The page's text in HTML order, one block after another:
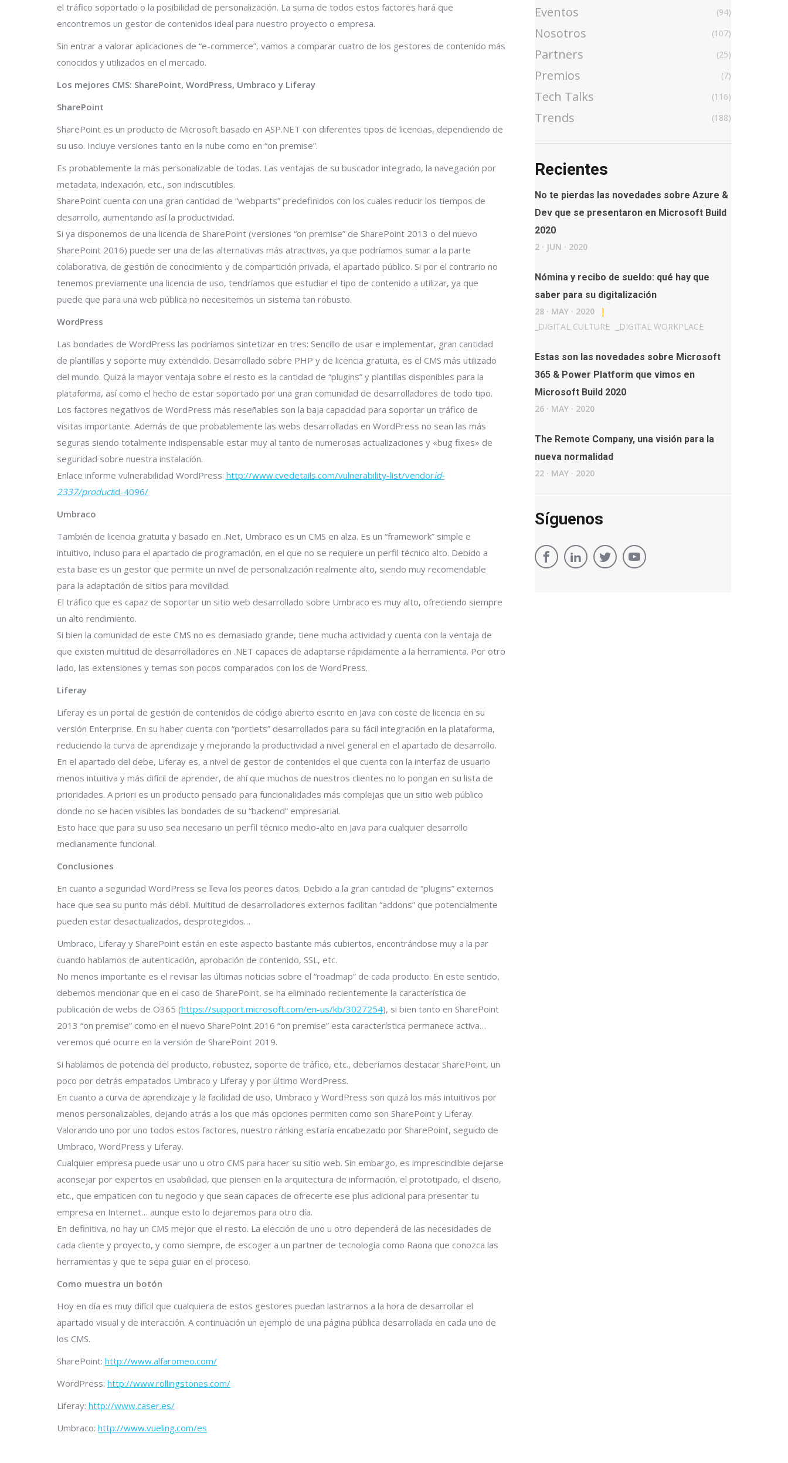
el tráfico soportado o la posibilidad de personalización. La suma de todos estos factores hará que
encontremos un gestor de contenidos ideal para nuestro proyecto o empresa.
Sin entrar a valorar aplicaciones de “e-commerce”, vamos a comparar cuatro de los gestores de contenido más
conocidos y utilizados en el mercado.
Los mejores CMS: SharePoint, WordPress, Umbraco y Liferay
SharePoint
SharePoint es un producto de Microsoft basado en ASP.NET con diferentes tipos de licencias, dependiendo de
su uso. Incluye versiones tanto en la nube como en “on premise”.
Es probablemente la más personalizable de todas. Las ventajas de su buscador integrado, la navegación por
metadata, indexación, etc., son indiscutibles.
SharePoint cuenta con una gran cantidad de “webparts” predefinidos con los cuales reducir los tiempos de
desarrollo, aumentando así la productividad.
Si ya disponemos de una licencia de SharePoint (versiones “on premise” de SharePoint 2013 o del nuevo
SharePoint 2016) puede ser una de las alternativas más atractivas, ya que podríamos sumar a la parte
colaborativa, de gestión de conocimiento y de compartición privada, el apartado público. Si por el contrario no
tenemos previamente una licencia de uso, tendríamos que estudiar el tipo de contenido a utilizar, ya que
puede que para una web pública no necesitemos un sistema tan robusto.
WordPress
Las bondades de WordPress las podríamos sintetizar en tres: Sencillo de usar e implementar, gran cantidad
de plantillas y soporte muy extendido. Desarrollado sobre PHP y de licencia gratuita, es el CMS más utilizado
del mundo. Quizá la mayor ventaja sobre el resto es la cantidad de “plugins” y plantillas disponibles para la
plataforma, así como el hecho de estar soportado por una gran comunidad de desarrolladores de todo tipo.
Los factores negativos de WordPress más reseñables son la baja capacidad para soportar un tráfico de
visitas importante. Además de que probablemente las webs desarrolladas en WordPress no sean las más
seguras siendo totalmente indispensable estar muy al tanto de numerosas actualizaciones y «bug fixes» de
seguridad sobre nuestra instalación.
Enlace informe vulnerabilidad WordPress: http://www.cvedetails.com/vulnerability-list/vendorid-
2337/productid-4096/
Umbraco
También de licencia gratuita y basado en .Net, Umbraco es un CMS en alza. Es un “framework” simple e
intuitivo, incluso para el apartado de programación, en el que no se requiere un perfil técnico alto. Debido a
esta base es un gestor que permite un nivel de personalización realmente alto, siendo muy recomendable
para la adaptación de sitios para movilidad.
El tráfico que es capaz de soportar un sitio web desarrollado sobre Umbraco es muy alto, ofreciendo siempre
un alto rendimiento.
Si bien la comunidad de este CMS no es demasiado grande, tiene mucha actividad y cuenta con la ventaja de
que existen multitud de desarrolladores en .NET capaces de adaptarse rápidamente a la herramienta. Por otro
lado, las extensiones y temas son pocos comparados con los de WordPress.
Liferay
Liferay es un portal de gestión de contenidos de código abierto escrito en Java con coste de licencia en su
versión Enterprise. En su haber cuenta con “portlets” desarrollados para su fácil integración en la plataforma,
reduciendo la curva de aprendizaje y mejorando la productividad a nivel general en el apartado de desarrollo.
En el apartado del debe, Liferay es, a nivel de gestor de contenidos el que cuenta con la interfaz de usuario
menos intuitiva y más difícil de aprender, de ahí que muchos de nuestros clientes no lo pongan en su lista de
prioridades. A priori es un producto pensado para funcionalidades más complejas que un sitio web público
donde no se hacen visibles las bondades de su “backend” empresarial.
Esto hace que para su uso sea necesario un perfil técnico medio-alto en Java para cualquier desarrollo
medianamente funcional.
Conclusiones
En cuanto a seguridad WordPress se lleva los peores datos. Debido a la gran cantidad de “plugins” externos
hace que sea su punto más débil. Multitud de desarrolladores externos facilitan “addons” que potencialmente
pueden estar desactualizados, desprotegidos…
Umbraco, Liferay y SharePoint están en este aspecto bastante más cubiertos, encontrándose muy a la par
cuando hablamos de autenticación, aprobación de contenido, SSL, etc.
No menos importante es el revisar las últimas noticias sobre el “roadmap” de cada producto. En este sentido,
debemos mencionar que en el caso de SharePoint, se ha eliminado recientemente la característica de
publicación de webs de O365 (https://support.microsoft.com/en-us/kb/3027254), si bien tanto en SharePoint
2013 “on premise” como en el nuevo SharePoint 2016 “on premise” esta característica permanece activa…
veremos qué ocurre en la versión de SharePoint 2019.
Si hablamos de potencia del producto, robustez, soporte de tráfico, etc., deberíamos destacar SharePoint, un
poco por detrás empatados Umbraco y Liferay y por último WordPress.
En cuanto a curva de aprendizaje y la facilidad de uso, Umbraco y WordPress son quizá los más intuitivos por
menos personalizables, dejando atrás a los que más opciones permiten como son SharePoint y Liferay.
Valorando uno por uno todos estos factores, nuestro ránking estaría encabezado por SharePoint, seguido de
Umbraco, WordPress y Liferay.
Cualquier empresa puede usar uno u otro CMS para hacer su sitio web. Sin embargo, es imprescindible dejarse
aconsejar por expertos en usabilidad, que piensen en la arquitectura de información, el prototipado, el diseño,
etc., que empaticen con tu negocio y que sean capaces de ofrecerte ese plus adicional para presentar tu
empresa en Internet… aunque esto lo dejaremos para otro día.
En definitiva, no hay un CMS mejor que el resto. La elección de uno u otro dependerá de las necesidades de
cada cliente y proyecto, y como siempre, de escoger a un partner de tecnología como Raona que conozca las
herramientas y que te sepa guiar en el proceso.
Como muestra un botón
Hoy en día es muy difícil que cualquiera de estos gestores puedan lastrarnos a la hora de desarrollar el
apartado visual y de interacción. A continuación un ejemplo de una página pública desarrollada en cada uno de
los CMS.
SharePoint: http://www.alfaromeo.com/
WordPress: http://www.rollingstones.com/
Liferay: http://www.caser.es/
Umbraco: http://www.vueling.com/es
Eventos (94)
Nosotros (107)
Partners (25)
Premios (7)
Tech Talks (116)
Trends (188)
Recientes
No te pierdas las novedades sobre Azure &
Dev que se presentaron en Microsoft Build
2020
2 · JUN · 2020
Nómina y recibo de sueldo: qué hay que
saber para su digitalización
28 · MAY · 2020
|
DIGITAL CULTURE DIGITAL WORKPLACE
Estas son las novedades sobre Microsoft
365 & Power Platform que vimos en
Microsoft Build 2020
26 · MAY · 2020
The Remote Company, una visión para la
nueva normalidad
22 · MAY · 2020
Síguenos